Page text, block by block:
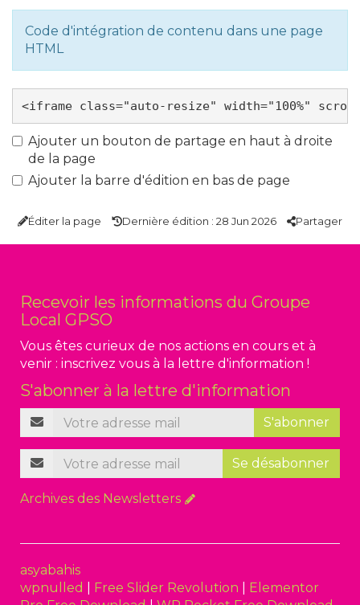
Code d'intégration de contenu dans une page
HTML
Ajouter un bouton de partage en haut à droite
de la page
Ajouter la barre d'édition en bas de page
Éditer la page Dernière édition : 28 Jun 2026 Partager
Recevoir les informations du Groupe
Local GPSO
Vous êtes curieux de nos actions en cours et à
venir : inscrivez vous à la lettre d'information !
S'abonner à la lettre d'information
S'abonner
Se désabonner
Archives des Newsletters
asyabahis
wpnulled
Free Slider Revolution
Elementor